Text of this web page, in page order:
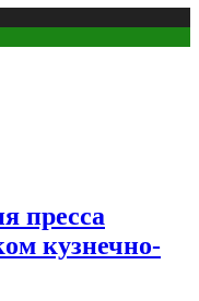
пресса
кузнечно-